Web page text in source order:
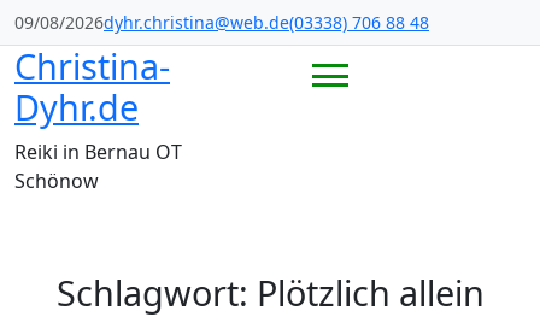
Skip
to
content
09/08/2026dyhr.christina@web.de(03338) 706 88 48
Christina-
Dyhr.de
Reiki in Bernau OT
Schönow
Schlagwort: Plötzlich allein